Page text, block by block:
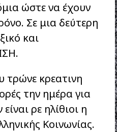
ώστε να έχουν
Σε μια δεύτερη
και
τρώνε κρεατινη
την ημέρα για
ρε ηλίθιοι η
Κοινωνίας.